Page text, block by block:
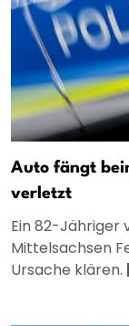
Auto fängt
verletzt
Ein 82-Jähriger
Mittelsachsen
Ursache klären. |